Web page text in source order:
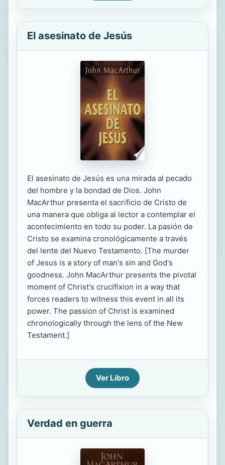
El asesinato de Jesús
El asesinato de Jesús es una mirada al pecado
del hombre y la bondad de Dios. John
MacArthur presenta el sacrificio de Cristo de
una manera que obliga al lector a contemplar el
acontecimiento en todo su poder. La pasión de
Cristo se examina cronológicamente a través
del lente del Nuevo Testamento. [The murder
of Jesus is a story of man's sin and God's
goodness. John MacArthur presents the pivotal
moment of Christ's crucifixion in a way that
forces readers to witness this event in all its
power. The passion of Christ is examined
chronologically through the lens of the New
Testament.]
Ver Libro
Verdad en guerra